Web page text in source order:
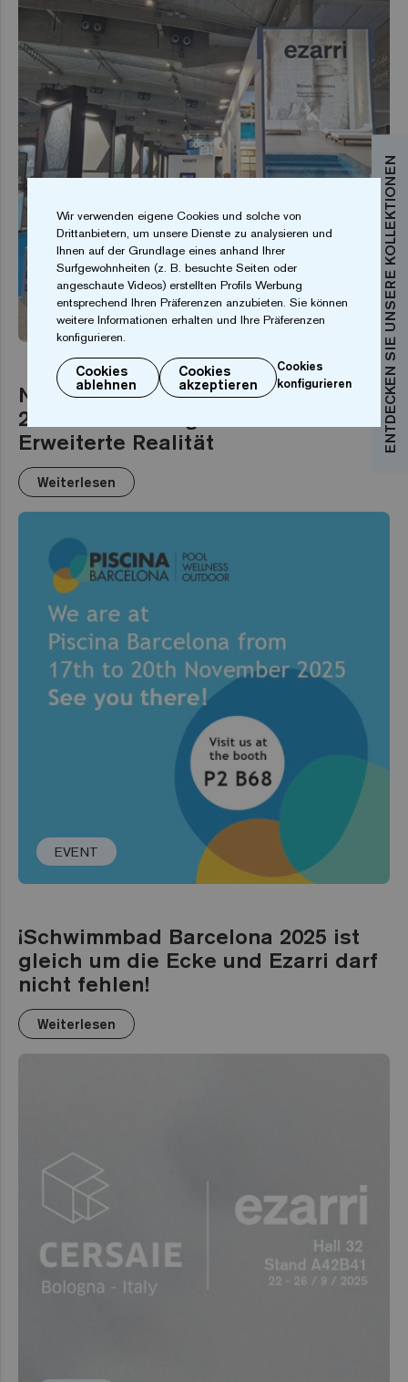
ENTDECKEN SIE UNSERE KOLLEKTIONEN
EVENT
Neuheiten auf der Piscina BCN
2025: Sechseckiges Mosaik und
Erweiterte Realität
Weiterlesen
EVENT
¡Schwimmbad Barcelona 2025 ist
gleich um die Ecke und Ezarri darf
nicht fehlen!
Weiterlesen
Wir verwenden eigene Cookies und solche von
Drittanbietern, um unsere Dienste zu analysieren und
Ihnen auf der Grundlage eines anhand Ihrer
Surfgewohnheiten (z. B. besuchte Seiten oder
angeschaute Videos) erstellten Profils Werbung
entsprechend Ihren Präferenzen anzubieten. Sie können
weitere Informationen erhalten und Ihre Präferenzen
konfigurieren.
Cookies
ablehnen
Cookies
akzeptieren
Cookies
konfigurieren